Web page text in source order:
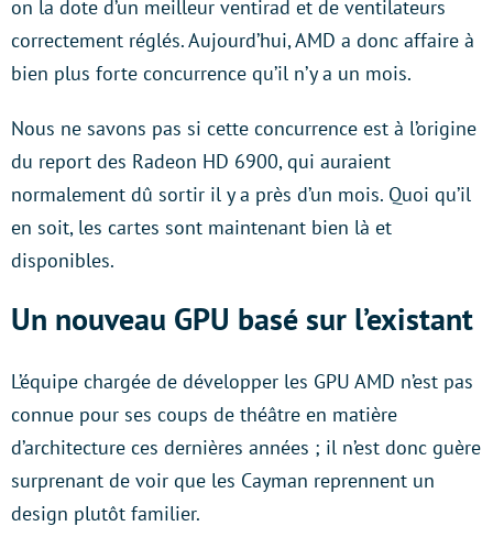
on la dote d’un meilleur ventirad et de ventilateurs
correctement réglés. Aujourd’hui, AMD a donc affaire à
bien plus forte concurrence qu’il n’y a un mois.
Nous ne savons pas si cette concurrence est à l’origine
du report des Radeon HD 6900, qui auraient
normalement dû sortir il y a près d’un mois. Quoi qu’il
en soit, les cartes sont maintenant bien là et
disponibles.
Un nouveau GPU basé sur l’existant
L’équipe chargée de développer les GPU AMD n’est pas
connue pour ses coups de théâtre en matière
d’architecture ces dernières années ; il n’est donc guère
surprenant de voir que les Cayman reprennent un
design plutôt familier.